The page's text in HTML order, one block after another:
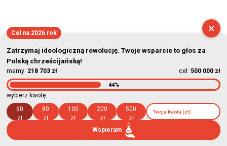
×
Cel na 2026 rok
Zatrzymaj ideologiczną rewolucję. Twoje wsparcie to głos za
Polską chrześcijańską!
mamy: 218 703 zł cel: 500 000 zł
44%
wybierz kwotę:
60
zł
80
zł
100
zł
200
zł
500
zł
Wspieram